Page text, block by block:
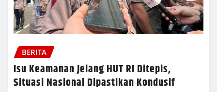
BERITA
Isu Keamanan Jelang HUT RI Ditepis,
Situasi Nasional Dipastikan Kondusif